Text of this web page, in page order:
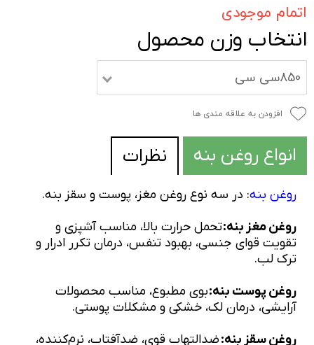
اتمام موجودی
انتخاب وزن محصول
850سی سی
افزودن به علاقه مندی ها
انواع روغن بنه نظرات
روغن بنه: در سه نوع روغن مغز، پوست و سقز بنه.
روغن مغز بنه:تحمل حرارت بالا، مناسب آشپزی و
تقویت قوای جنسی، بهبود تنفس، درمان تکرر ادرار و
ترک لب.
روغن پوست بنه:بوی مطبوع، مناسب محصولات
آرایشی، درمان لک، خشکی و مشکلات پوستی.
روغن سقز بنه:ضدالتهاب قوی، ضدآفتاب، نرم‌کننده،